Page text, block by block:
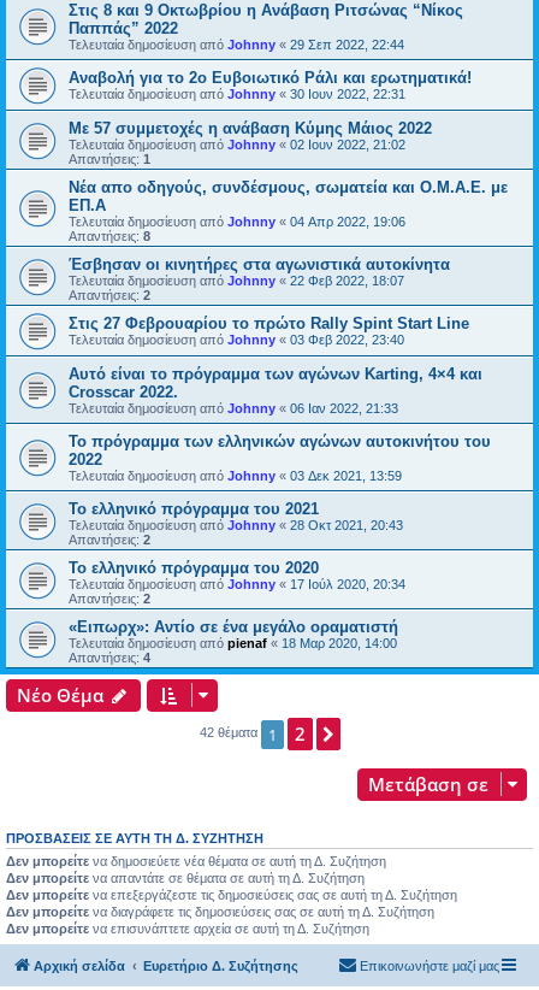
Στις 8 και 9 Οκτωβρίου η Ανάβαση Ριτσώνας “Νίκος
Παππάς” 2022
Τελευταία δημοσίευση από Johnny « 29 Σεπ 2022, 22:44
Αναβολή για το 2ο Ευβοιωτικό Ράλι και ερωτηματικά!
Τελευταία δημοσίευση από Johnny « 30 Ιουν 2022, 22:31
Με 57 συμμετοχές η ανάβαση Κύμης Μάιος 2022
Τελευταία δημοσίευση από Johnny « 02 Ιουν 2022, 21:02
Απαντήσεις: 1
Νέα απο οδηγούς, συνδέσμους, σωματεία και Ο.Μ.Α.Ε. με
ΕΠ.Α
Τελευταία δημοσίευση από Johnny « 04 Απρ 2022, 19:06
Απαντήσεις: 8
Έσβησαν οι κινητήρες στα αγωνιστικά αυτοκίνητα
Τελευταία δημοσίευση από Johnny « 22 Φεβ 2022, 18:07
Απαντήσεις: 2
Στις 27 Φεβρουαρίου το πρώτο Rally Spint Start Line
Τελευταία δημοσίευση από Johnny « 03 Φεβ 2022, 23:40
Αυτό είναι το πρόγραμμα των αγώνων Karting, 4×4 και
Crosscar 2022.
Τελευταία δημοσίευση από Johnny « 06 Ιαν 2022, 21:33
Το πρόγραμμα των ελληνικών αγώνων αυτοκινήτου του
2022
Τελευταία δημοσίευση από Johnny « 03 Δεκ 2021, 13:59
Το ελληνικό πρόγραμμα του 2021
Τελευταία δημοσίευση από Johnny « 28 Οκτ 2021, 20:43
Απαντήσεις: 2
Το ελληνικό πρόγραμμα του 2020
Τελευταία δημοσίευση από Johnny « 17 Ιούλ 2020, 20:34
Απαντήσεις: 2
«Ειπωρχ»: Αντίο σε ένα μεγάλο οραματιστή
Τελευταία δημοσίευση από pienaf « 18 Μαρ 2020, 14:00
Απαντήσεις: 4
Νέο Θέμα
42 θέματα 1 2
Μετάβαση σε
ΠΡΟΣΒΆΣΕΙΣ ΣΕ ΑΥΤΉ ΤΗ Δ. ΣΥΖΉΤΗΣΗ
Δεν μπορείτε να δημοσιεύετε νέα θέματα σε αυτή τη Δ. Συζήτηση
Δεν μπορείτε να απαντάτε σε θέματα σε αυτή τη Δ. Συζήτηση
Δεν μπορείτε να επεξεργάζεστε τις δημοσιεύσεις σας σε αυτή τη Δ. Συζήτηση
Δεν μπορείτε να διαγράφετε τις δημοσιεύσεις σας σε αυτή τη Δ. Συζήτηση
Δεν μπορείτε να επισυνάπτετε αρχεία σε αυτή τη Δ. Συζήτηση
Αρχική σελίδα Ευρετήριο Δ. Συζήτησης Επικοινωνήστε μαζί μας